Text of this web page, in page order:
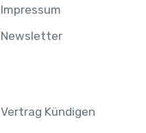
Impressum
Newsletter
Vertrag Kündigen